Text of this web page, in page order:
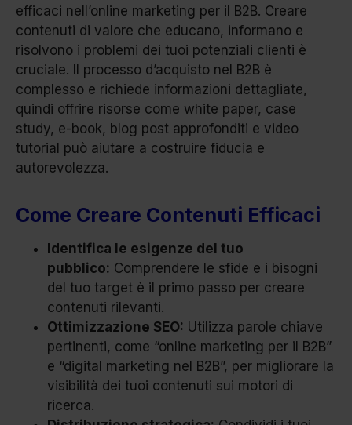
efficaci nell’online marketing per il B2B. Creare
contenuti di valore che educano, informano e
risolvono i problemi dei tuoi potenziali clienti è
cruciale. Il processo d’acquisto nel B2B è
complesso e richiede informazioni dettagliate,
quindi offrire risorse come white paper, case
study, e-book, blog post approfonditi e video
tutorial può aiutare a costruire fiducia e
autorevolezza.
Come Creare Contenuti Efficaci
Identifica le esigenze del tuo
pubblico: Comprendere le sfide e i bisogni
del tuo target è il primo passo per creare
contenuti rilevanti.
Ottimizzazione SEO: Utilizza parole chiave
pertinenti, come “online marketing per il B2B”
e “digital marketing nel B2B”, per migliorare la
visibilità dei tuoi contenuti sui motori di
ricerca.